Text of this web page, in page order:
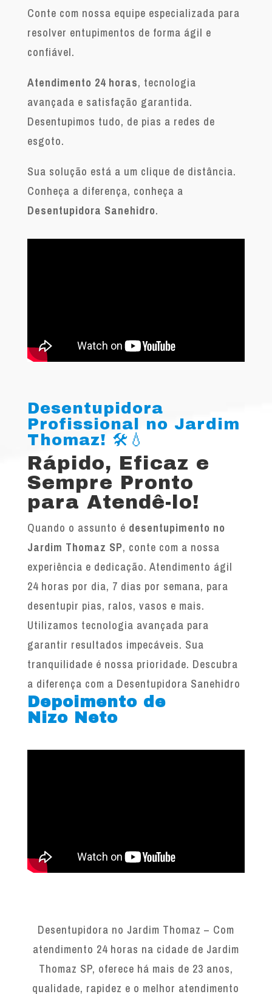
Conte com nossa equipe especializada para
resolver entupimentos de forma ágil e
confiável.
Atendimento 24 horas, tecnologia
avançada e satisfação garantida.
Desentupimos tudo, de pias a redes de
esgoto.
Sua solução está a um clique de distância.
Conheça a diferença, conheça a
Desentupidora Sanehidro.
Desentupidora
Profissional no Jardim
Thomaz! 🛠️💧
Rápido, Eficaz e
Sempre Pronto
para Atendê-lo!
Quando o assunto é desentupimento no
Jardim Thomaz SP, conte com a nossa
experiência e dedicação. Atendimento ágil
24 horas por dia, 7 dias por semana, para
desentupir pias, ralos, vasos e mais.
Utilizamos tecnologia avançada para
garantir resultados impecáveis. Sua
tranquilidade é nossa prioridade. Descubra
a diferença com a Desentupidora Sanehidro
Depoimento de
Nizo Neto
Desentupidora no Jardim Thomaz – Com
atendimento 24 horas na cidade de Jardim
Thomaz SP, oferece há mais de 23 anos,
qualidade, rapidez e o melhor atendimento